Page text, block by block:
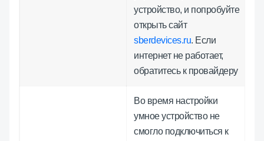
устройство, и попробуйте
открыть сайт
sberdevices.ru. Если
интернет не работает,
обратитесь к провайдеру
Во время настройки
умное устройство не
смогло подключиться к